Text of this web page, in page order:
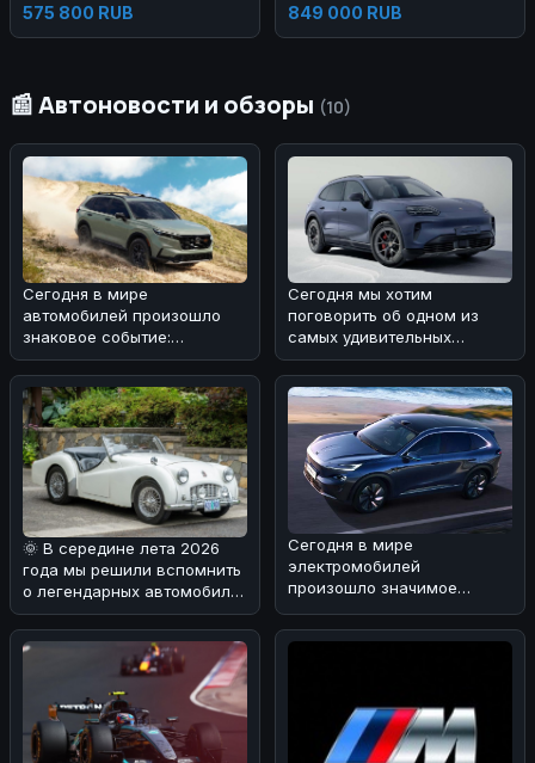
575 800 RUB 849 000 RUB
📰 Автоновости и обзоры (10)
Сегодня в мире
автомобилей произошло
знаковое событие:
компания Honda отчиталась
о рекордных продажа
Сегодня мы хотим
поговорить об одном из
самых удивительных
автомобилей
современности -
электрическом
🌞 В середине лета 2026
года мы решили вспомнить
о легендарных автомобилях
прошлого. Наша мысль
пере
Сегодня в мире
электромобилей
произошло значимое
Motors и SAIC Motor объяв